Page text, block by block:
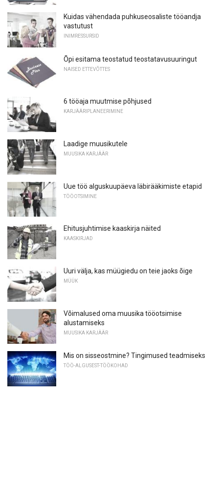
Kuidas vähendada puhkuseosaliste tööandja
vastutust
INIMRESSURSID
Õpi esitama teostatud teostatavusuuringut
NAISED ETTEVÕTTES
6 tööaja muutmise põhjused
KARJÄÄRIPLANEERIMINE
Laadige muusikutele
MUUSIKA KARJÄÄR
Uue töö alguskuupäeva läbirääkimiste etapid
TÖÖOTSIMINE
Ehitusjuhtimise kaaskirja näited
KAASKIRJAD
Uuri välja, kas müügiedu on teie jaoks õige
MÜÜK
Võimalused oma muusika tööotsimise
alustamiseks
MUUSIKA KARJÄÄR
Mis on sisseostmine? Tingimused teadmiseks
TÖÖ-ALGUSEST-TÖÖKOHAD